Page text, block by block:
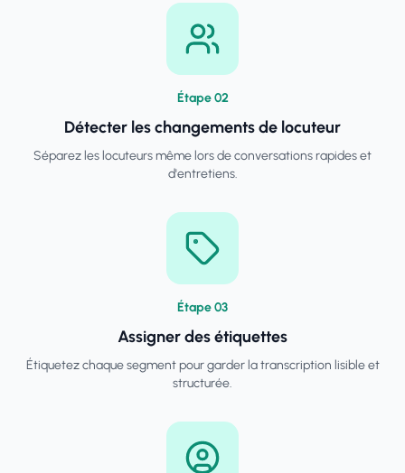
Étape02
Détecter les changements de locuteur
Séparez les locuteurs même lors de conversations rapides et
d'entretiens.
Étape03
Assigner des étiquettes
Étiquetez chaque segment pour garder la transcription lisible et
structurée.